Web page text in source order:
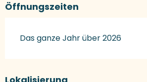
Öffnungszeiten
Das ganze Jahr über 2026